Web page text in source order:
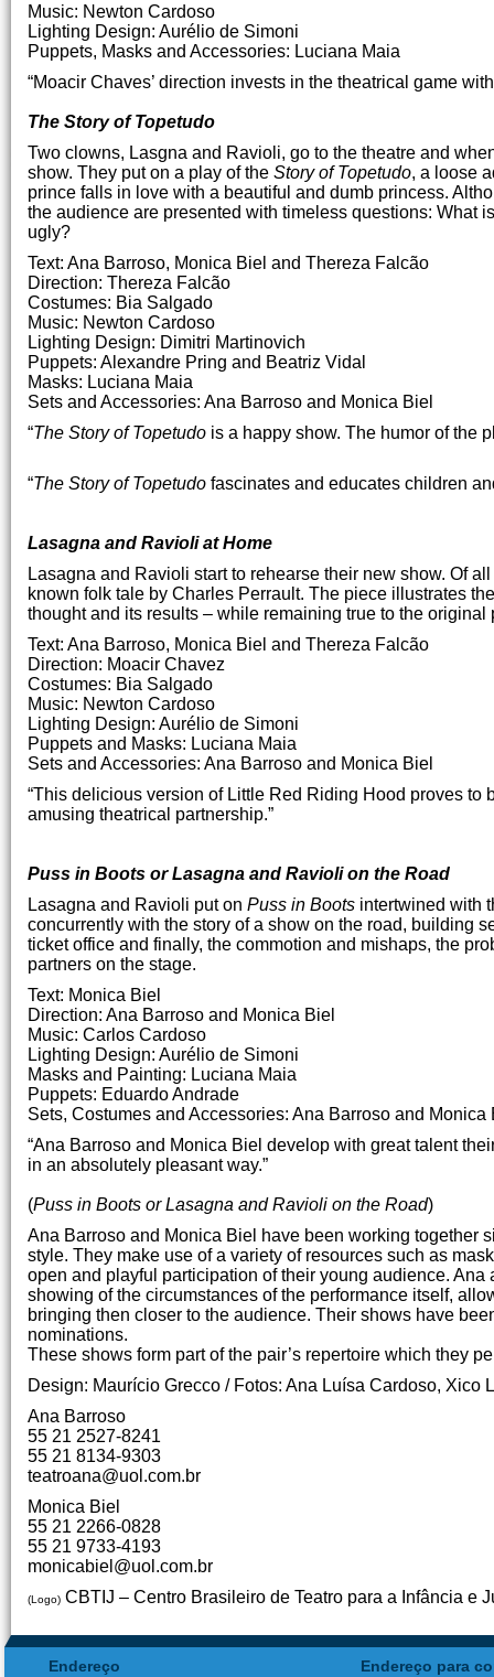
Music: Newton Cardoso
Lighting Design: Aurélio de Simoni
Puppets, Masks and Accessories: Luciana Maia
“Moacir Chaves’ direction invests in the theatrical game
The Story of Topetudo
Two clowns, Lasgna and Ravioli, go to the theatre and
show. They put on a play of the Story of Topetudo, a loose
prince falls in love with a beautiful and dumb princess.
the audience are presented with timeless questions: What
ugly?
Text: Ana Barroso, Monica Biel and Thereza Falcão
Direction: Thereza Falcão
Costumes: Bia Salgado
Music: Newton Cardoso
Lighting Design: Dimitri Martinovich
Puppets: Alexandre Pring and Beatriz Vidal
Masks: Luciana Maia
Sets and Accessories: Ana Barroso and Monica Biel
“The Story of Topetudo is a happy show. The humor of the
“The Story of Topetudo fascinates and educates children
Lasagna and Ravioli at Home
Lasagna and Ravioli start to rehearse their new show. Of
known folk tale by Charles Perrault. The piece illustrates
thought and its results – while remaining true to the original
Text: Ana Barroso, Monica Biel and Thereza Falcão
Direction: Moacir Chavez
Costumes: Bia Salgado
Music: Newton Cardoso
Lighting Design: Aurélio de Simoni
Puppets and Masks: Luciana Maia
Sets and Accessories: Ana Barroso and Monica Biel
“This delicious version of Little Red Riding Hood proves to
amusing theatrical partnership.”
Puss in Boots or Lasagna and Ravioli on the Road
Lasagna and Ravioli put on Puss in Boots intertwined with
concurrently with the story of a show on the road, building
ticket office and finally, the commotion and mishaps, the
partners on the stage.
Text: Monica Biel
Direction: Ana Barroso and Monica Biel
Music: Carlos Cardoso
Lighting Design: Aurélio de Simoni
Masks and Painting: Luciana Maia
Puppets: Eduardo Andrade
Sets, Costumes and Accessories: Ana Barroso and Monica
“Ana Barroso and Monica Biel develop with great talent
in an absolutely pleasant way.”
(Puss in Boots or Lasagna and Ravioli on the Road)
Ana Barroso and Monica Biel have been working together
style. They make use of a variety of resources such as
open and playful participation of their young audience.
showing of the circumstances of the performance itself,
bringing then closer to the audience. Their shows have
nominations.
These shows form part of the pair’s repertoire which they
Design: Maurício Grecco / Fotos: Ana Luísa Cardoso, Xico
Ana Barroso
55 21 2527-8241
55 21 8134-9303
teatroana@uol.com.br
Monica Biel
55 21 2266-0828
55 21 9733-4193
monicabiel@uol.com.br
(Logo) CBTIJ – Centro Brasileiro de Teatro para a Infância e
Endereço
Endereço para